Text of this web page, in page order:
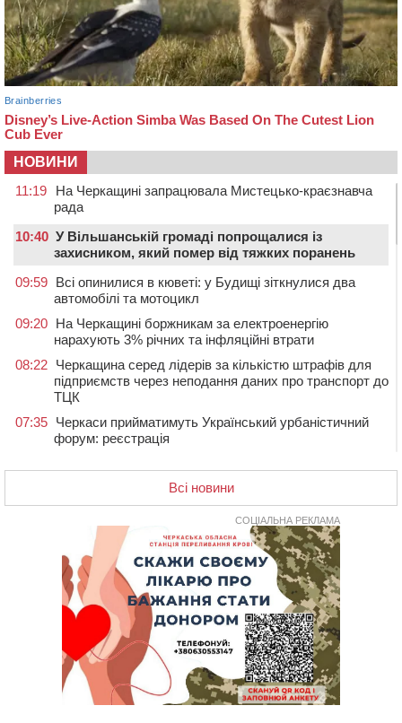
НОВИНИ
11:19
На Черкащині запрацювала Мистецько-краєзнавча
рада
10:40 У Вільшанській громаді попрощалися із
захисником, який помер від тяжких поранень
09:59 Всі опинилися в кюветі: у Будищі зіткнулися два
автомобілі та мотоцикл
09:20 На Черкащині боржникам за електроенергію
нарахують 3% річних та інфляційні втрати
08:22 Черкащина серед лідерів за кількістю штрафів для
підприємств через неподання даних про транспорт до
ТЦК
07:35 Черкаси прийматимуть Український урбаністичний
форум: реєстрація
На Чорнобаївщині конфіскували землю на користь
держави, але оренду не припинили: прокуратура
У Черкасах триває завершальний етап прийому заяв
на літній відпочинок дітей пільгових категорій
«Будеш пожежним!»: рятувальник з Умані про
професію, що почалася з його власного порятунку
Від початку року на водоймах Черкащини загинули
37 людей, серед них 2 дітей
Водійка на смерть збила велосипедиста в
Черкаському районі
Всі новини
СОЦІАЛЬНА РЕКЛАМА